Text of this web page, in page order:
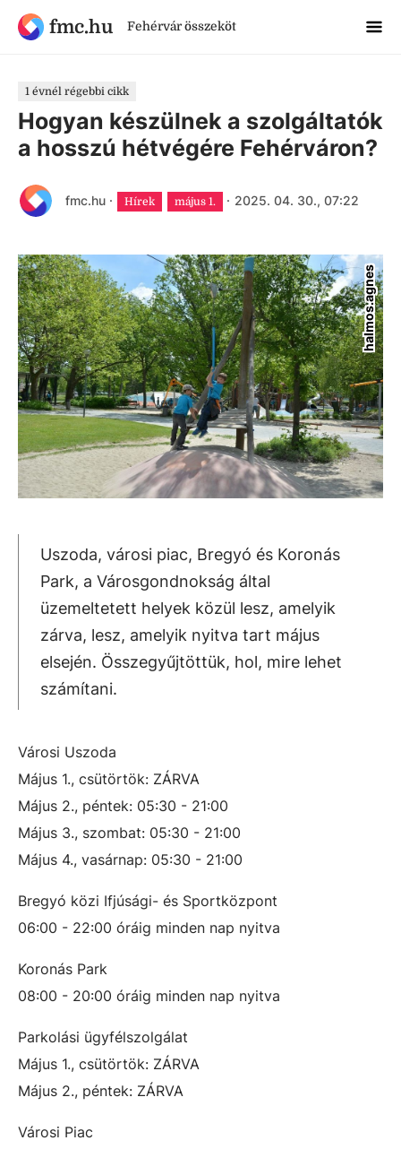
fmc.hu Fehérvár összeköt
1 évnél régebbi cikk
Hogyan készülnek a szolgáltatók
a hosszú hétvégére Fehérváron?
fmc.hu · Hírek május 1. · 2025. 04. 30., 07:22
halmos.agnes
Uszoda, városi piac, Bregyó és Koronás
Park, a Városgondnokság által
üzemeltetett helyek közül lesz, amelyik
zárva, lesz, amelyik nyitva tart május
elsején. Összegyűjtöttük, hol, mire lehet
számítani.
Városi Uszoda
Május 1., csütörtök: ZÁRVA
Május 2., péntek: 05:30 - 21:00
Május 3., szombat: 05:30 - 21:00
Május 4., vasárnap: 05:30 - 21:00
Bregyó közi Ifjúsági- és Sportközpont
06:00 - 22:00 óráig minden nap nyitva
Koronás Park
08:00 - 20:00 óráig minden nap nyitva
Parkolási ügyfélszolgálat
Május 1., csütörtök: ZÁRVA
Május 2., péntek: ZÁRVA
Városi Piac